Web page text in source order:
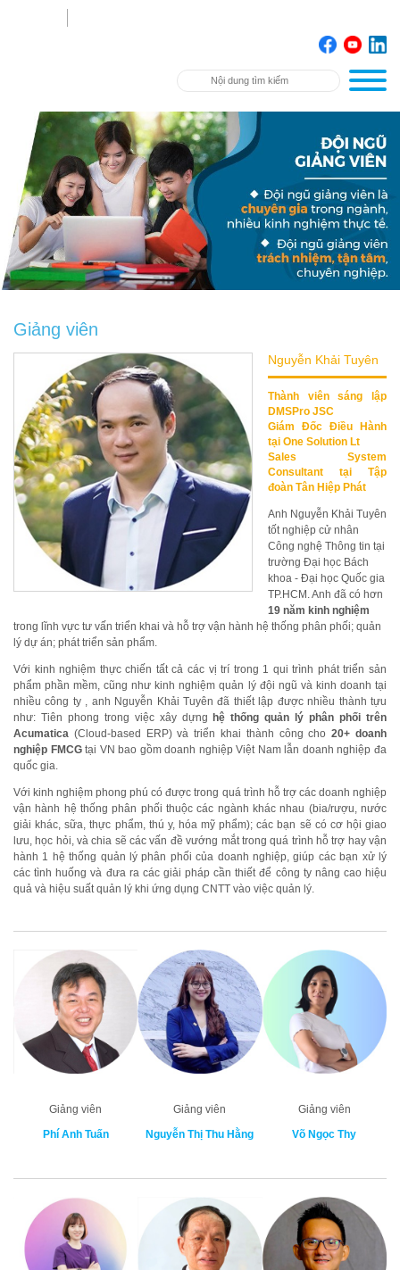
Giảng viên
Nguyễn Khải Tuyên
Thành viên sáng lập
DMSPro JSC
Giám Đốc Điều Hành
tại One Solution Lt
Sales System
Consultant tại Tập
đoàn Tân Hiệp Phát
Anh Nguyễn Khải Tuyên
tốt nghiệp cử nhân
Công nghệ Thông tin tại
trường Đại học Bách
khoa - Đại học Quốc gia
TP.HCM. Anh đã có hơn
19 năm kinh nghiệm
trong lĩnh vực tư vấn triển khai và hỗ trợ vận hành hệ thống phân phối; quản
lý dự án; phát triển sản phẩm.
Với kinh nghiệm thực chiến tất cả các vị trí trong 1 qui trình phát triển sản
phẩm phần mềm, cũng như kinh nghiệm quản lý đội ngũ và kinh doanh tại
nhiều công ty , anh Nguyễn Khải Tuyên đã thiết lập được nhiều thành tựu
như: Tiên phong trong việc xây dựnghệ thống quản lý phân phối trên
Acumatica (Cloud-based ERP) và triển khai thành công cho20+ doanh
nghiệp FMCGtại VN bao gồm doanh nghiệp Việt Nam lẫn doanh nghiệp đa
quốc gia.
Với kinh nghiệm phong phú có được trong quá trình hỗ trợ các doanh nghiệp
vận hành hệ thống phân phối thuộc các ngành khác nhau (bia/rượu, nước
giải khác, sữa, thực phẩm, thú y, hóa mỹ phẩm); các bạn sẽ có cơ hội giao
lưu, học hỏi, và chia sẽ các vấn đề vướng mắt trong quá trình hỗ trợ hay vận
hành 1 hệ thống quản lý phân phối của doanh nghiệp, giúp các bạn xử lý
các tình huống và đưa ra các giải pháp cần thiết để công ty nâng cao hiệu
quả và hiệu suất quản lý khi ứng dụng CNTT vào việc quản lý.
Giảng viên
Phí Anh Tuấn
Giảng viên
Nguyễn Thị Thu Hằng
Giảng viên
Võ Ngọc Thy